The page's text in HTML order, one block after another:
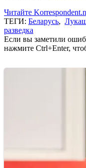
Читайте
ТЕГИ: Беларусь,
разведка
Если вы заметили
нажмите Ctrl+Enter,